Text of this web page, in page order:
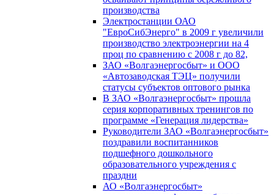
производства
Электростанции ОАО
"ЕвроСибЭнерго" в 2009 г увеличили
производство электроэнергии на 4
проц по сравнению с 2008 г до 82,
ЗАО «Волгаэнергосбыт» и ООО
«Автозаводская ТЭЦ» получили
статусы субъектов оптового рынка
В ЗАО «Волгаэнергосбыт» прошла
серия корпоративных тренингов по
программе «Генерация лидерства»
Руководители ЗАО «Волгаэнергосбыт»
поздравили воспитанников
подшефного дошкольного
образовательного учреждения с
праздни
АО «Волгаэнергосбыт»